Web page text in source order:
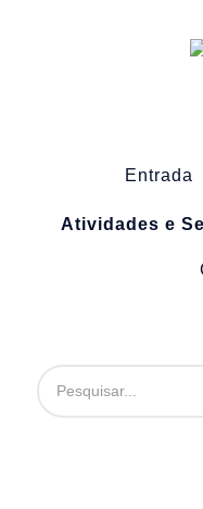
Entrada
Atividades e